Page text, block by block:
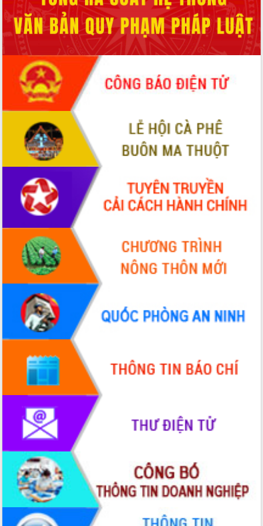
Họp báo thông tin về Hội nghị Công bố
Quy hoạch và Xúc tiến đầu tư tỉnh Đắk
Lắk
Khơi thông điểm nghẽn, đẩy nhanh
giải ngân vốn khắc phục thiên tai
HĐND tỉnh thông qua điều chỉnh Quy
hoạch tỉnh thời kỳ 2021-2030
Hội thảo góp ý hồ sơ điều chỉnh quy
hoạch tỉnh Đắk Lắk thời kỳ 2021-2030,
tầm nhìn đến năm 2050
Nâng cao hiệu quả hoạt động của các
doanh nghiệp nhà nước
Hội nghị triển khai kết nối mạng
truyền số liệu chuyên dùng phục vụ cơ
quan Đảng, Nhà nước
Lễ phát động chuỗi hoạt động chung
tay làm sạch môi trường
Xã Ea Kar bước chuyển mình trong
công tác cải cách hành chính mô hình
mới
UBND tỉnh họp báo định kỳ tháng 4
năm 2026
Hội thảo khoa học “Giải pháp thúc đẩy
phát triển nền kinh tế xanh tại tỉnh
Đắk Lắk”
Tăng cường giám sát, đôn đốc thực
hiện nhiệm vụ quản lý tài sản công
hàng tuần
Tháo gỡ những vướng mắc, đẩy mạnh
công tác cải cách thủ tục hành chính
tại Trung tâm Phục vụ hành chính
công tỉnh
Đắk Lắk: Tôn vinh 46 giải pháp tại Hội
thi Sáng tạo Kỹ thuật 2024 - 2025
Đắk Lắk rà soát, điều chỉnh Đề án 190
về phát triển nuôi trồng thủy sản
Phó Chủ tịch UBND tỉnh Đắk Lắk
Trương Công Thái kiểm tra thực địa
Dự án cao tốc Khánh Hòa - Buôn Ma
Thuột